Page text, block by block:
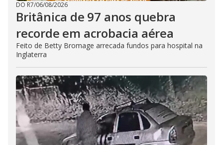
DO R7/06/08/2026
Britânica de 97 anos quebra
recorde em acrobacia aérea
Feito de Betty Bromage arrecada fundos para hospital na
Inglaterra